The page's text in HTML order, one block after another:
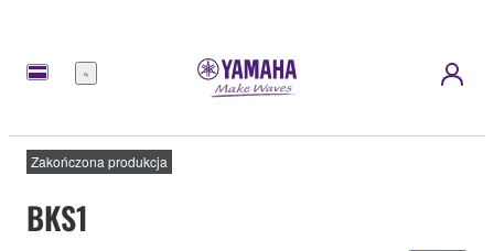
Menu
Zakończona produkcja
BKS1